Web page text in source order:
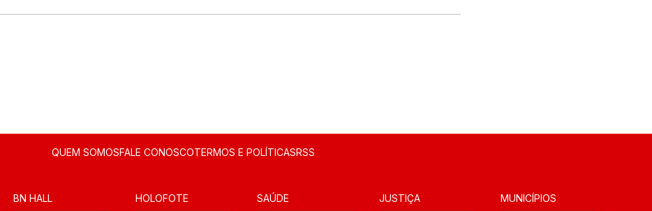
QUEM SOMOSFALE CONOSCOTERMOS E POLÍTICASRSS
BN HALL HOLOFOTE SAÚDE JUSTIÇA MUNICÍPIOS